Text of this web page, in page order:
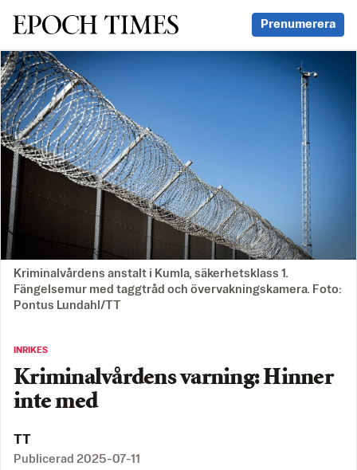
Svenska Epoch Times Prenumerera
Kriminalvårdens anstalt i Kumla, säkerhetsklass 1.
Fängelsemur med taggtråd och övervakningskamera. Foto:
Pontus Lundahl/TT
INRIKES
Kriminalvårdens varning: Hinner
inte med
TT
Publicerad 2025-07-11